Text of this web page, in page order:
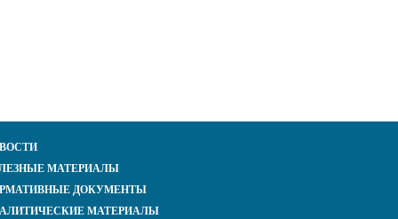
МАТЕРИАЛЫ
ДОКУМЕНТЫ
МАТЕРИАЛЫ